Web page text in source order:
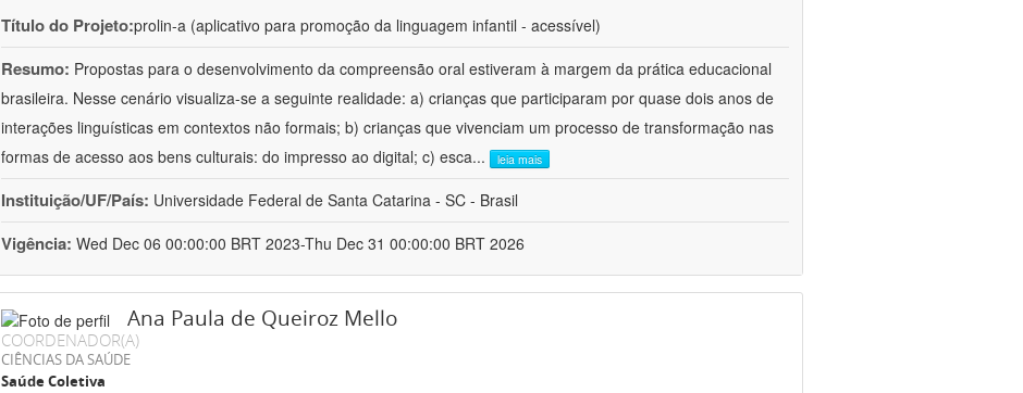
Título do Projeto:prolin-a (aplicativo para promoção da linguagem infantil - acessível)
Resumo: Propostas para o desenvolvimento da compreensão oral estiveram à margem da prática educacional
brasileira. Nesse cenário visualiza-se a seguinte realidade: a) crianças que participaram por quase dois anos de
interações linguísticas em contextos não formais; b) crianças que vivenciam um processo de transformação nas
formas de acesso aos bens culturais: do impresso ao digital; c) esca... leia mais
Instituição/UF/País: Universidade Federal de Santa Catarina - SC - Brasil
Vigência: Wed Dec 06 00:00:00 BRT 2023-Thu Dec 31 00:00:00 BRT 2026
Ana Paula de Queiroz Mello
COORDENADOR(A)
CIÊNCIAS DA SAÚDE
Saúde Coletiva